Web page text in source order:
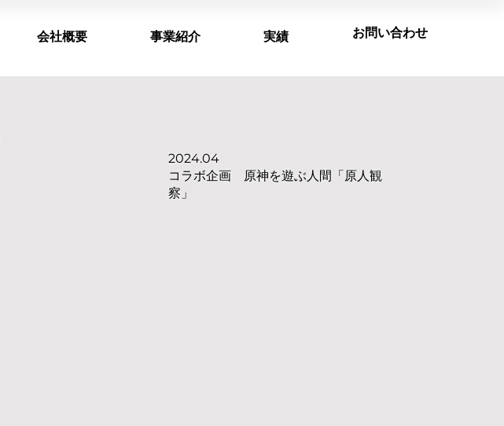
会社概要 事業紹介 実績 お問い合わせ
2024.04
コラボ企画 原神を遊ぶ人間「原人観
察」